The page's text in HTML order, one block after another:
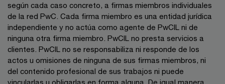
según cada caso concreto, a firmas miembros individuales
de la red PwC. Cada firma miembro es una entidad jurídica
independiente y no actúa como agente de PwCIL ni de
ninguna otra firma miembro. PwCIL no presta servicios a
clientes. PwCIL no se responsabiliza ni responde de los
actos u omisiones de ninguna de sus firmas miembros, ni
del contenido profesional de sus trabajos ni puede
vincularlas u obligarlas en forma alguna. De igual manera,